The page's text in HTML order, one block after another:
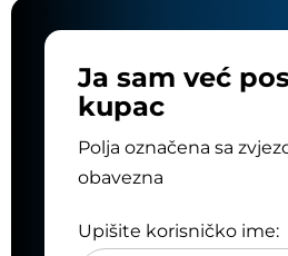
Ja sam već
kupac
Polja označena sa
obavezna
Upišite korisničko ime: